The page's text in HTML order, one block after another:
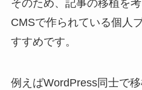
そのため、記事の移植を
CMSで作られている個人
すすめです。
例えばWordPress同士で